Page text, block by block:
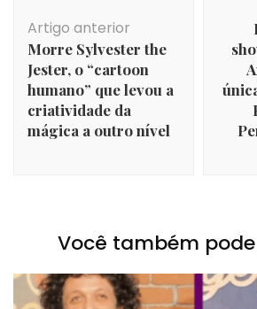
de
post
Artigo anterior
Morre Sylvester the
Jester, o “cartoon
humano” que levou a
criatividade da
mágica a outro nível
Você também